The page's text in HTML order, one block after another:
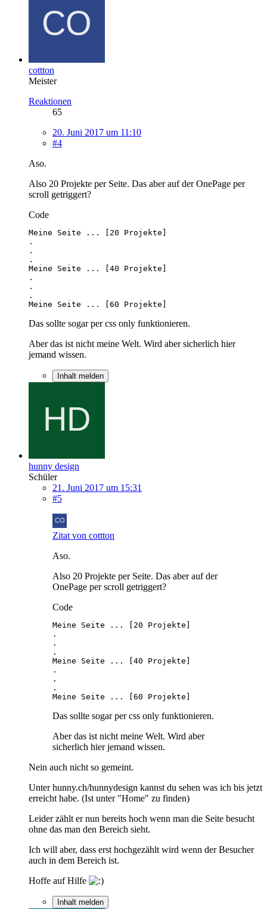
cottton
Meister
Reaktionen
65
20. Juni 2017 um 11:10
#4
Aso.
Also 20 Projekte per Seite. Das aber auf der OnePage per
scroll getriggert?
Code
Meine Seite ... [60 Projekte]
Das sollte sogar per css only funktionieren.
Aber das ist nicht meine Welt. Wird aber sicherlich hier
jemand wissen.
Inhalt melden
hunny design
Schüler
21. Juni 2017 um 15:31
#5
Zitat von cottton
Aso.
Also 20 Projekte per Seite. Das aber auf der
OnePage per scroll getriggert?
Code
Meine Seite ... [60 Projekte]
Das sollte sogar per css only funktionieren.
Aber das ist nicht meine Welt. Wird aber
sicherlich hier jemand wissen.
Nein auch nicht so gemeint.
Unter hunny.ch/hunnydesign kannst du sehen was ich bis jetzt
erreicht habe. (Ist unter "Home" zu finden)
Leider zählt er nun bereits hoch wenn man die Seite besucht
ohne das man den Bereich sieht.
Ich will aber, dass erst hochgezählt wird wenn der Besucher
auch in dem Bereich ist.
Hoffe auf Hilfe
Inhalt melden